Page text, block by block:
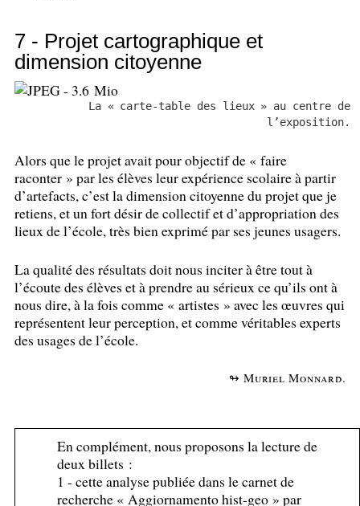
7 - Projet cartographique et
dimension citoyenne
La « carte-table des lieux » au centre de
l’exposition.
Alors que le projet avait pour objectif de « faire
raconter » par les élèves leur expérience scolaire à partir
d’artefacts, c’est la dimension citoyenne du projet que je
retiens, et un fort désir de collectif et d’appropriation des
lieux de l’école, très bien exprimé par ses jeunes usagers.
La qualité des résultats doit nous inciter à être tout à
l’écoute des élèves et à prendre au sérieux ce qu’ils ont à
nous dire, à la fois comme « artistes » avec les œuvres qui
représentent leur perception, et comme véritables experts
des usages de l’école.
↬ Muriel Monnard.
En complément, nous proposons la lecture de
deux billets :
1 - cette analyse publiée dans le carnet de
recherche « Aggiornamento hist-geo » par